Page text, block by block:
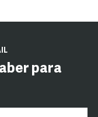
para